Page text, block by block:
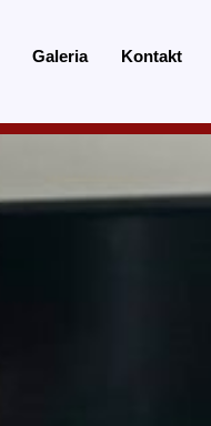
Galeria Kontakt